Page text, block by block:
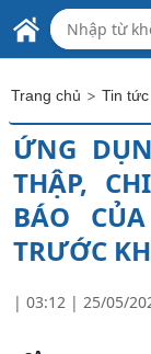
Skip to Main
ĐẠI SỨ
Trang chủ > Tin tức
ỨNG
THẬP,
BÁO
TRƯỚC
| 03:12 | 25/05/